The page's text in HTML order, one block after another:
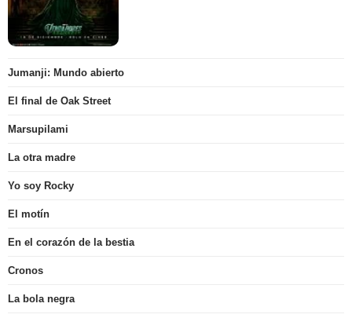
Jumanji: Mundo abierto
El final de Oak Street
Marsupilami
La otra madre
Yo soy Rocky
El motín
En el corazón de la bestia
Cronos
La bola negra